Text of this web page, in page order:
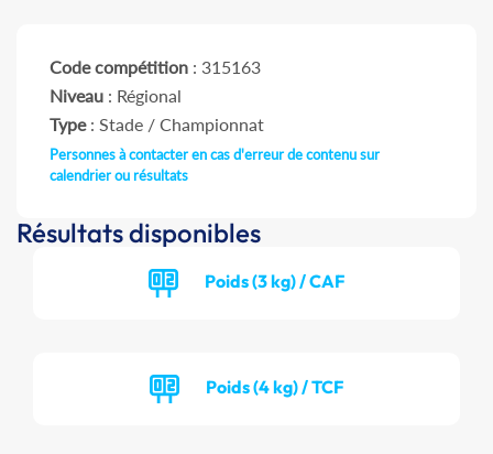
Code compétition : 315163
Niveau : Régional
Type: Stade / Championnat
Personnes à contacter en cas d'erreur de contenu sur
calendrier ou résultats
Résultats disponibles
Poids (3 kg) / CAF
Poids (4 kg) / TCF